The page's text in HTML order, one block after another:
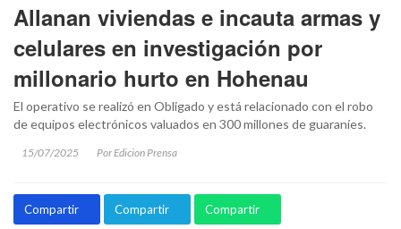
Allanan viviendas e incauta armas y
celulares en investigación por
millonario hurto en Hohenau
El operativo se realizó en Obligado y está relacionado con el robo
de equipos electrónicos valuados en 300 millones de guaraníes.
15/07/2025 Por Edicion Prensa
Compartir Compartir Compartir